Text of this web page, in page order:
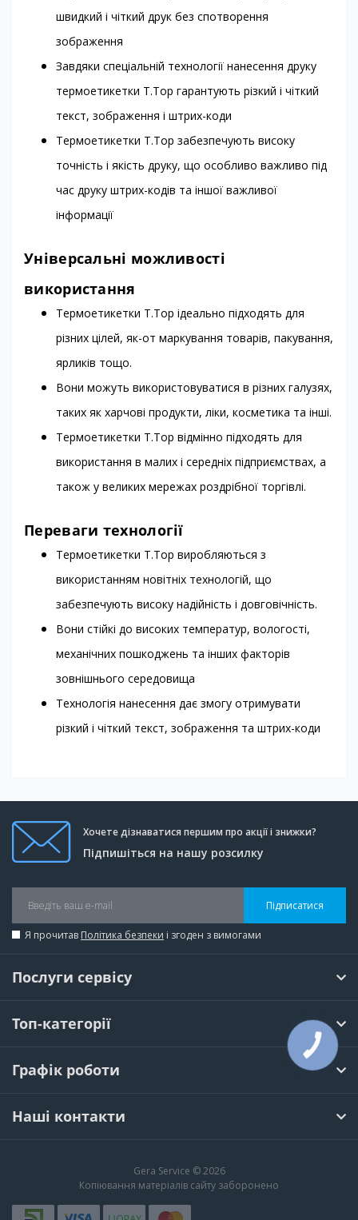
швидкий і чіткий друк без спотворення
зображення
Завдяки спеціальній технології нанесення друку
термоетикетки T.Top гарантують різкий і чіткий
текст, зображення і штрих-коди
Термоетикетки T.Top забезпечують високу
точність і якість друку, що особливо важливо під
час друку штрих-кодів та іншої важливої
інформації
Універсальні можливості
використання
Термоетикетки T.Top ідеально підходять для
різних цілей, як-от маркування товарів, пакування,
ярликів тощо.
Вони можуть використовуватися в різних галузях,
таких як харчові продукти, ліки, косметика та інші.
Термоетикетки T.Top відмінно підходять для
використання в малих і середніх підприємствах, а
також у великих мережах роздрібної торгівлі.
Переваги технології
Термоетикетки T.Top виробляються з
використанням новітніх технологій, що
забезпечують високу надійність і довговічність.
Вони стійкі до високих температур, вологості,
механічних пошкоджень та інших факторів
зовнішнього середовища
Технологія нанесення дає змогу отримувати
різкий і чіткий текст, зображення та штрих-коди
Хочете дізнаватися першим про акції і знижки?
Підпишіться на нашу розсилку
Підписатися
Я прочитав Політика безпеки і згоден з вимогами
Послуги сервісу
Топ-категорії
Графік роботи
Наші контакти
Gera Service © 2026
Копіювання матеріалів сайту заборонено
КНОПКА
ЗВ'ЯЗКУ